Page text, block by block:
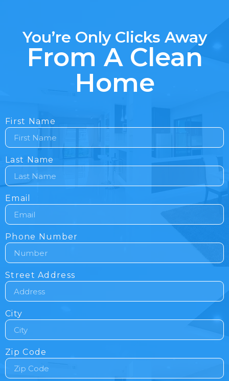
You’re Only Clicks Away
From A Clean
Home
First Name
Last Name
Email
Phone Number
Street Address
City
Zip Code